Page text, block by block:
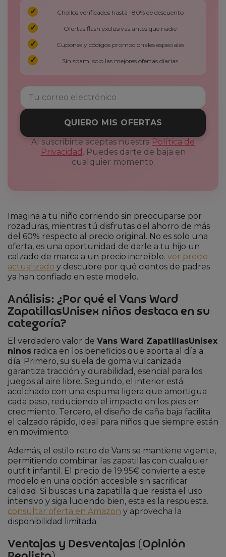
Chollos verificados hasta -80% de descuento
Ofertas flash exclusivas antes que nadie
Cupones y códigos promocionales especiales
Sin spam, solo las mejores ofertas diarias
QUIERO MIS OFERTAS
Al suscribirte aceptas nuestra Política de
Privacidad . Puedes darte de baja en
cualquier momento.
Imagina a tu niño corriendo sin preocuparse por
rozaduras, mientras tú disfrutas del ahorro de más
del 60% respecto al precio original. No es solo una
oferta, es una oportunidad de darle a tu hijo un
calzado de marca a un precio increíble. ver precio
actualizado y descubre por qué cientos de padres
ya han confiado en este modelo.
Análisis: ¿Por qué el Vans Ward
ZapatillasUnisex niños destaca en su
categoría?
El verdadero valor de Vans Ward ZapatillasUnisex
niños radica en los beneficios que aporta al día a
día. Primero, su suela de goma vulcanizada
garantiza tracción y durabilidad, esencial para los
juegos al aire libre. Segundo, el interior está
acolchado con una espuma ligera que amortigua
cada paso, reduciendo el impacto en los pies en
crecimiento. Tercero, el diseño de caña baja facilita
el calzado rápido, ideal para niños que siempre están
en movimiento.
Además, el estilo retro de Vans se mantiene vigente,
permitiendo combinar las zapatillas con cualquier
outfit infantil. El precio de 19.95€ convierte a este
modelo en una opción accesible sin sacrificar
calidad. Si buscas una zapatilla que resista el uso
intensivo y siga luciendo bien, esta es la respuesta.
consultar oferta en Amazon y aprovecha la
disponibilidad limitada.
Ventajas y Desventajas (Opinión